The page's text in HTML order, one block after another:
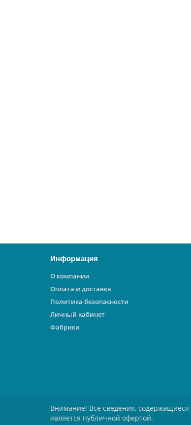
Информация
О компании
Оплата и доставка
Политика безопасности
Личный кабинет
Фабрики
Внимание! Все сведения,
является публичной офертой.